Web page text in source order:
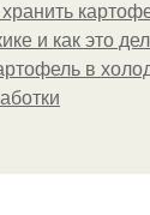
и как это
в